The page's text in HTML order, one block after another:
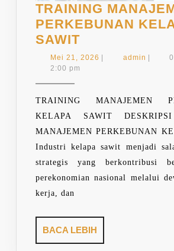
TRAINING
PERKEBUNAN
SAWITTRAINING
MANAJEMEN
SAWIT
Mei 21, 2026 Mei
| admin admin
|
2:00 pm
TRAINING MANAJEMEN
KELAPA SAWIT
MANAJEMEN PERKEBUNAN
Industri kelapa sawit menjadi
strategis yang berkontribusi
perekonomian nasional melalui
kerja, dan
BACA LEBIH
LEBIH